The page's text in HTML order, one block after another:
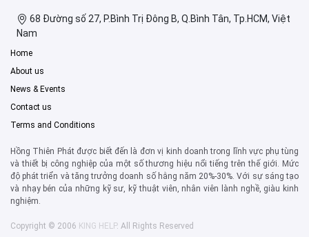
68 Đường số 27, P.Bình Trị Đông B, Q.Bình Tân, Tp.HCM, Việt
Nam
Home
About us
News & Events
Contact us
Terms and Conditions
Hồng Thiên Phát được biết đến là đơn vị kinh doanh trong lĩnh vực phụ tùng
và thiết bị công nghiệp của một số thương hiệu nổi tiếng trên thế giới. Mức
độ phát triển và tăng trưởng doanh số hằng năm 20%-30%. Với sự sáng tạo
và nhạy bén của những kỹ sư, kỹ thuật viên, nhân viên lành nghề, giàu kinh
nghiệm.
Copyright © 2006 KING HELP. All Rights Reserved